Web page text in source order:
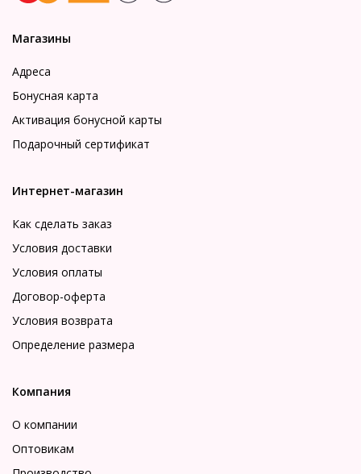
Магазины
Адреса
Бонусная карта
Активация бонусной карты
Подарочный сертификат
Интернет-магазин
Как сделать заказ
Условия доставки
Условия оплаты
Договор-оферта
Условия возврата
Определение размера
Компания
О компании
Оптовикам